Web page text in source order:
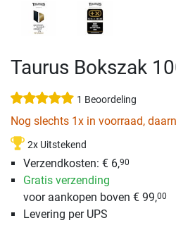
Taurus Bokszak
1 Beoordeling
Nog slechts 1x in voorraad,
2x Uitstekend
Verzendkosten: € 6,90
Gratis verzending
voor aankopen boven € 99,00
Levering per UPS